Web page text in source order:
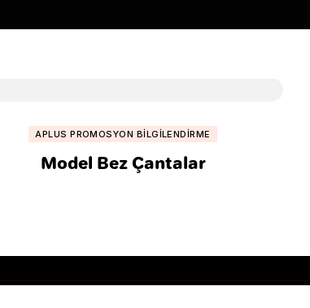
APLUS PROMOSYON BILGILENDIRME
Model Bez Çantalar